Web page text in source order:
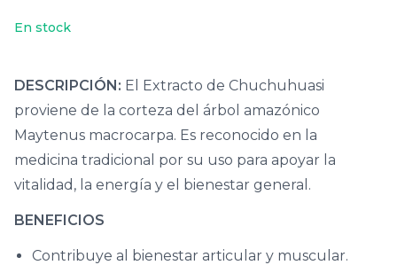
En stock
DESCRIPCIÓN: El Extracto de Chuchuhuasi
proviene de la corteza del árbol amazónico
Maytenus macrocarpa. Es reconocido en la
medicina tradicional por su uso para apoyar la
vitalidad, la energía y el bienestar general.
BENEFICIOS
Contribuye al bienestar articular y muscular.